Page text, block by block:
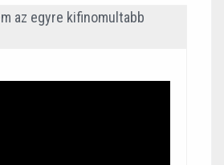
az egyre kifinomultabb